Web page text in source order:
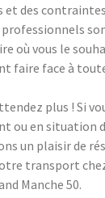
et des
où vous le
faire face à
plus ! Si
ou en situation
un plaisir de
transport
Manche 50.